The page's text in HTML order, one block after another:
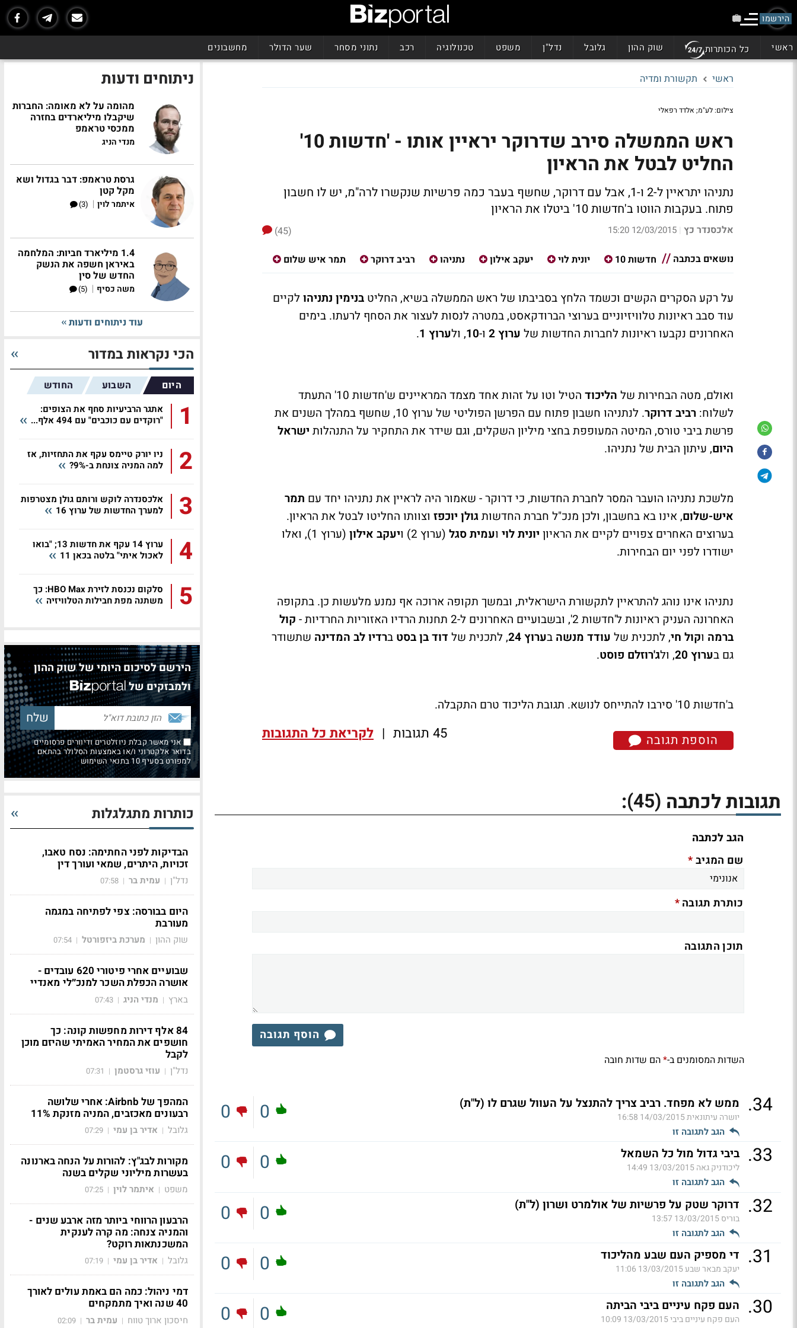
הירשמו
ראשי כל הכותרות שוק ההון גלובל נדל"ן משפט טכנולוגיה רכב נתוני מסחר שער הדולר מחשבונים
ראשי תקשורת ומדיה
צילום: לע"מ; אלדד רפאלי
ראש הממשלה סירב שדרוקר יראיין אותו - 'חדשות 10'
החליט לבטל את הראיון
נתניהו יתראיין ל-2 ו-1, אבל עם דרוקר, שחשף בעבר כמה פרשיות שנקשרו לרה"מ, יש לו חשבון
פתוח. בעקבות הווטו ב'חדשות 10' ביטלו את הראיון
אלכסנדר כץ |
12/03/2015 15:20
(45)
נושאים בכתבה
חדשות 10 יונית לוי יעקב אילון נתניהו רביב דרוקר תמר איש שלום
על רקע הסקרים הקשים וכשמד הלחץ בסביבתו של ראש הממשלה בשיא, החליט בנימין נתניהו לקיים
עוד סבב ראיונות טלוויזיוניים בערוצי הברודקאסט, במטרה לנסות לעצור את הסחף לרעתו. בימים
האחרונים נקבעו ראיונות לחברות החדשות של ערוץ 2 ו-10, ולערוץ 1 .
ואולם, מטה הבחירות של הליכוד
הטיל וטו על זהות אחד מצמד המראיינים ש'חדשות 10' התעתד
לשלוח: רביב דרוקר
. לנתניהו חשבון פתוח עם הפרשן הפוליטי של ערוץ 10, שחשף במהלך השנים את
פרשת ביבי טורס, המיטה המעופפת בחצי מיליון השקלים, וגם שידר את התחקיר על התנהלות ישראל
היום, עיתון הבית של נתניהו.
מלשכת נתניהו הועבר המסר לחברת החדשות, כי דרוקר - שאמור היה לראיין את נתניהו יחד עם תמר
איש-שלום, אינו בא בחשבון, ולכן מנכ"ל חברת החדשותגולן יוכפז וצוותו החליטו לבטל את הראיון.
בערוצים האחרים צפויים לקיים את הראיון יונית לוי ועמית סגל (ערוץ 2) ו יעקב אילון
(ערוץ 1), ואלו
ישודרו לפני יום הבחירות.
נתניהו אינו נוהג להתראיין לתקשורת הישראלית, ובמשך תקופה ארוכה אף נמנע מלעשות כן. בתקופה
האחרונה העניק ראיונות ל'חדשות 2', ובשבועיים האחרונים ל-2 תחנות הרדיו האזוריות החרדיות -
קול
ברמה וקול חי, לתכנית של עודד מנשה בערוץ 24 , לתכנית של דוד בן בסט ברדיו לב המדינה שתשודר
גם בערוץ 20 , ולג'רוזלם פוסט.
ב'חדשות 10' סירבו להתייחס לנושא. תגובת הליכוד טרם התקבלה.
הוספת תגובה 45 תגובות | לקריאת כל התגובות
תגובות לכתבה (45)
:
הגב לכתבה
שם המגיב*
כותרת תגובה*
תוכן התגובה
הוסף תגובה
השדות המסומנים ב-*הם שדות חובה
34
. ממש לא מפחד. רביב צריך להתנצל על העוול שגרם לו (ל"ת)
יושרה עיתונאית14/03/2015 16:58
הגב לתגובה זו
0
0
33
. ביבי גדול מול כל השמאל
ליכודניק גאה13/03/2015 14:49
הגב לתגובה זו
0
0
32
. דרוקר שטק על פרשיות של אולמרט ושרון (ל"ת)
בוריס13/03/2015 13:57
הגב לתגובה זו
0
0
31
. די מספיק העם שבע מהליכוד
יעקב מבאר שבע13/03/2015 11:06
הגב לתגובה זו
0
0
30
. העם פקח עיניים ביבי הביתה
העם פקח עיניים ביבי13/03/2015 10:09
0
0
ניתוחים ודעות
מהומה על לא מאומה: החברות
שיקבלו מיליארדים בחזרה
ממכסי טראמפ
מנדי הניג
גרסת טראמפ: דבר בגדול ושא
מקל קטן
איתמר לוין |
(3)
1.4 מיליארד חביות: המלחמה
באיראן חשפה את הנשק
החדש של סין
משה כסיף |
(5)
עוד ניתוחים ודעות
הכי נקראות במדור
היום השבוע החודש
1
אתגר הרביעיות סחף את הצופים:
"רוקדים עם כוכבים" עם 494 אלף...
2
ניו יורק טיימס עקף את התחזיות, אז
למה המניה צונחת ב-9%?
3
אלכסנדרה לוקש ורותם גולן מצטרפות
למערך החדשות של ערוץ 16
4
ערוץ 14 עקף את חדשות 13; "בואו
לאכול איתי" בלטה בכאן 11
5
סלקום נכנסת לזירת HBO Max: כך
משתנה מפת חבילות הטלוויזיה
הירשם לסיכום היומי של שוק ההון
ולמבזקים של
אני מאשר קבלת ניוזלטרים ודיוורים פרסומיים
בדואר אלקטרוני ו/או באמצעות הסלולר בהתאם
למפורט בסעיף 10 בתנאי השימוש
כותרות מתגלגלות
הבדיקות לפני החתימה: נסח טאבו,
זכויות, היתרים, שמאי ועורך דין
נדל"ן | עמית בר |
07:58
היום בבורסה: צפי לפתיחה במגמה
מעורבת
שוק ההון | מערכת ביזפורטל |
07:54
שבועיים אחרי פיטורי 620 עובדים -
אושרה הכפלת השכר למנכ״לי מאנדיי
בארץ | מנדי הניג |
07:43
84 אלף דירות מחפשות קונה: כך
חושפים את המחיר האמיתי שהיזם מוכן
לקבל
נדל"ן | עוזי גרסטמן |
07:31
המהפך של Airbnb: אחרי שלושה
רבעונים מאכזבים, המניה מזנקת 11%
גלובל | אדיר בן עמי |
07:29
מקורות לבג"ץ: להורות על הנחה בארנונה
בעשרות מיליוני שקלים בשנה
משפט | איתמר לוין |
07:25
הרבעון הרווחי ביותר מזה ארבע שנים -
והמניה צנחה: מה קרה לענקית
המשכנתאות רוקט?
גלובל | אדיר בן עמי |
07:19
דמי ניהול: כמה הם באמת עולים לאורך
40 שנה ואיך מתמקחים
חיסכון ארוך טווח | עמית בר |
02:09